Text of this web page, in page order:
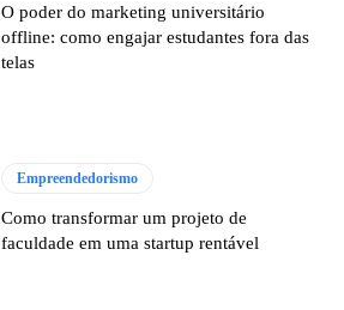
O poder do marketing universitário
offline: como engajar estudantes fora das
telas
Empreendedorismo
Como transformar um projeto de
faculdade em uma startup rentável